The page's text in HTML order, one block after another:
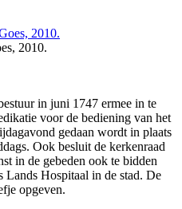
2010.
in juni 1747 ermee in te
voor de bediening van het
gedaan wordt in plaats
Ook besluit de kerkenraad
in de gebeden ook te bidden
Lands Hospitaal in de stad. De
opgeven.